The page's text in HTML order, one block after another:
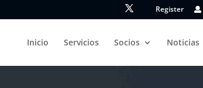
Register
Inicio Servicios Socios Noticias